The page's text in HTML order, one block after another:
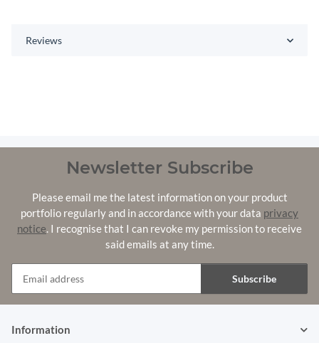
Reviews
Newsletter Subscribe
Please email me the latest information on your product
portfolio regularly and in accordance with your data privacy
notice. I recognise that I can revoke my permission to receive
said emails at any time.
Subscribe
Information